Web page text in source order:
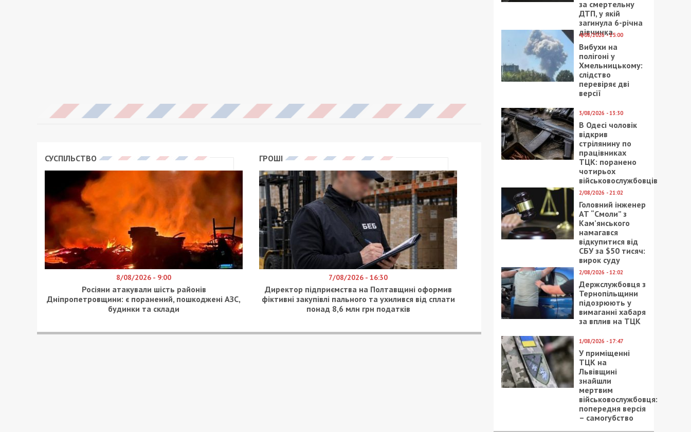
СУСПІЛЬСТВО
8/08/2026 - 9:00
Росіяни атакували шість районів
Дніпропетровщини: є поранений, пошкоджені АЗС,
будинки та склади
ГРОШІ
7/08/2026 - 16:30
Директор підприємства на Полтавщині оформив
фіктивні закупівлі пального та ухилився від сплати
понад 8,6 млн грн податків
за смертельну
ДТП, у якій
загинула 6-річна
дівчинка
4/08/2026 - 15:00
Вибухи на
полігоні у
Хмельницькому:
слідство
перевіряє дві
версії
3/08/2026 - 13:30
В Одесі чоловік
відкрив
стрілянину по
працівниках
ТЦК: поранено
чотирьох
військовослужбовців
2/08/2026 - 21:02
Головний інженер
АТ “Смоли” з
Кам’янського
намагався
відкупитися від
СБУ за $50 тисяч:
вирок суду
2/08/2026 - 12:02
Держслужбовця з
Тернопільщини
підозрюють у
вимаганні хабаря
за вплив на ТЦК
1/08/2026 - 17:47
У приміщенні
ТЦК на
Львівщині
знайшли
мертвим
військовослужбовця:
попередня версія
– самогубство